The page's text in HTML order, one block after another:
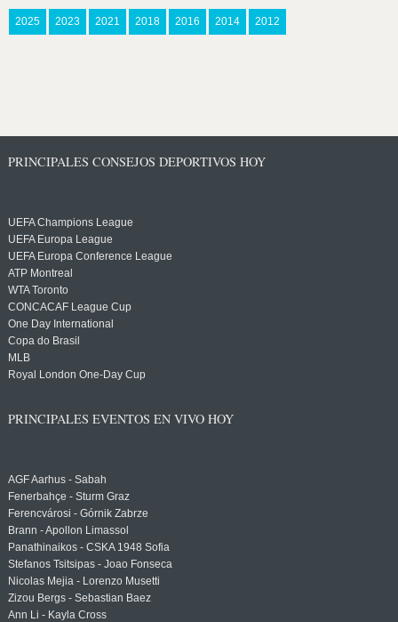
2025 2023 2021 2018 2016 2014 2012
PRINCIPALES CONSEJOS DEPORTIVOS HOY
UEFA Champions League
UEFA Europa League
UEFA Europa Conference League
ATP Montreal
WTA Toronto
CONCACAF League Cup
One Day International
Copa do Brasil
MLB
Royal London One-Day Cup
PRINCIPALES EVENTOS EN VIVO HOY
AGF Aarhus - Sabah
Fenerbahçe - Sturm Graz
Ferencvárosi - Górnik Zabrze
Brann - Apollon Limassol
Panathinaikos - CSKA 1948 Sofia
Stefanos Tsitsipas - Joao Fonseca
Nicolas Mejia - Lorenzo Musetti
Zizou Bergs - Sebastian Baez
Ann Li - Kayla Cross